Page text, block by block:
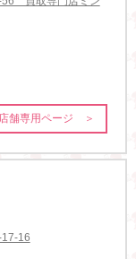
店舗専用ページ ＞
16